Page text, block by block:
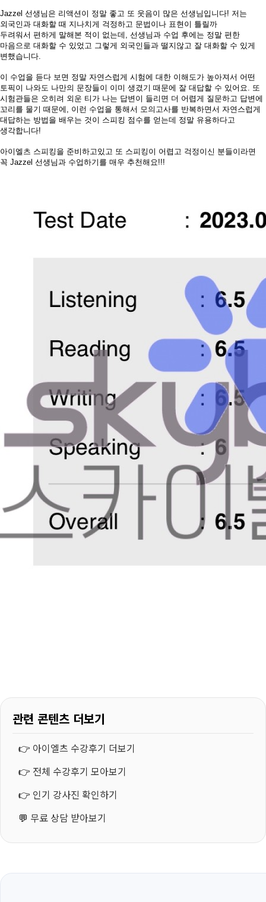
Jazzel 선생님은 리액션 이 정말 좋고 또 웃음이 많은 선생님입니다! 저는
외국인과 대화할 때 지나치게 걱정하고 문법이나 표현이 틀릴까
두려워서 편하게 말해본 적이 없는데
선생님과 수업 후에는 정말 편한
마음으로 대화할 수 있었고 그렇게 외국인들과 떨지않고 잘 대화할 수 있게
변했습니다.
이 수업을 듣다 보면 정말 자연스럽게 시험에 대한 이해도가 높아져서 어떤
토픽이 나와도 나만의 문장들이 이미 생겼기 때문에 잘 대답할 수 있어요
또
시험관들은 오히려 외운 티가 나는 답변이 들리면 더 어렵게 질문하고 답변에
꼬리를 물기 때문에
이런 수업을 통해서 모의고사를 반복하면서 자연스럽게
대답하는 방법을 배우는 것이 스피킹 점수를 얻는데 정말 유용하다고
생각합니다!
아이엘츠 스피킹을 준비하고있고 또 스피킹이 어렵고 걱정이신 분들이라면
꼭 Jazzel 선생님과 수업하기를 매우 추천해요 !!!
관련 콘텐츠 더보기
👉 아이엘츠 수강후기 더보기
👉 전체 수강후기 모아보기
👉 인기 강사진 확인하기
💬 무료 상담 받아보기